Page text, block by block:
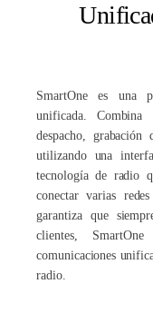
SmartOne es una
unificada. Combina
despacho,
utilizando una
tecnología de radio
conectar varias
garantiza que
clientes,
comunicaciones
radio.